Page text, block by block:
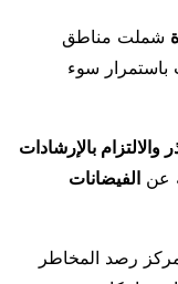
شملت مناطق
باستمرار سوء
والالتزام بالإرشادات
عن الفيضانات
رصد المخاطر